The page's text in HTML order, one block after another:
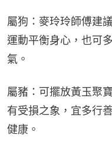
屬狗：麥玲玲師傅建
運動平衡身心，也可
氣。
屬豬：可擺放黃玉聚
有受損之象，宜多行
健康。